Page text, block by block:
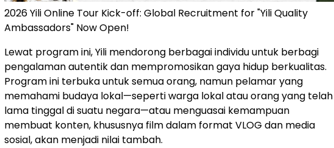
2026 Yili Online Tour Kick-off: Global Recruitment for "Yili Quality
Ambassadors" Now Open!
Lewat program ini, Yili mendorong berbagai individu untuk berbagi
pengalaman autentik dan mempromosikan gaya hidup berkualitas.
Program ini terbuka untuk semua orang, namun pelamar yang
memahami budaya lokal—seperti warga lokal atau orang yang telah
lama tinggal di suatu negara—atau menguasai kemampuan
membuat konten, khususnya film dalam format VLOG dan media
sosial, akan menjadi nilai tambah.